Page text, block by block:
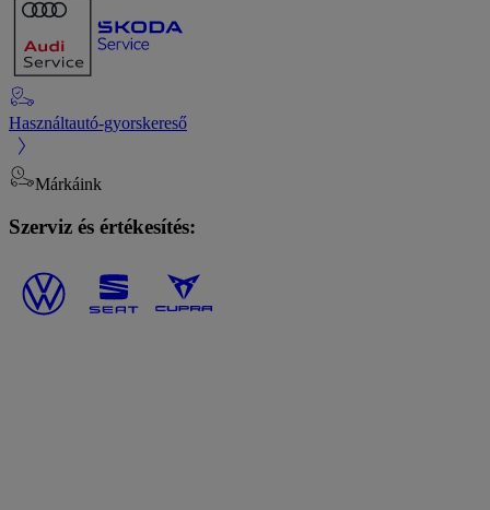
Használtautó-gyorskereső
Márkáink
Szerviz és értékesítés: